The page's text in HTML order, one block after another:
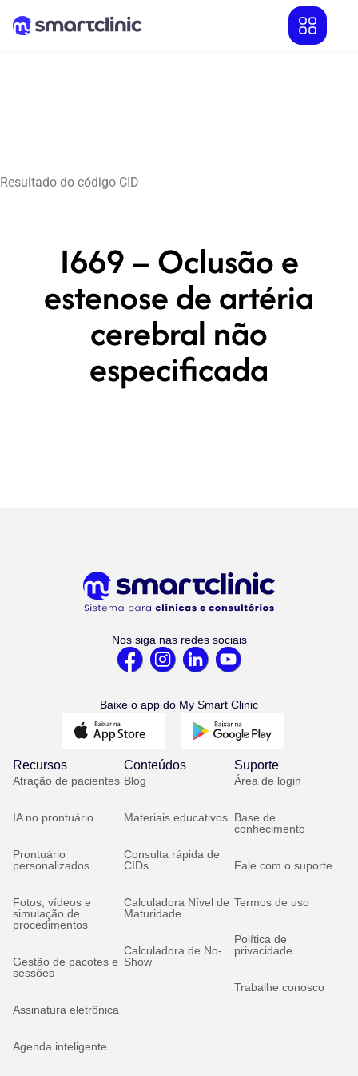
Resultado do código CID
I669 – Oclusão e
estenose de artéria
cerebral não
especificada
Nos siga nas redes sociais
Baixe o app do My Smart Clinic
Recursos
Atração de pacientes
IA no prontuário
Prontuário
personalizados
Fotos, vídeos e
simulação de
procedimentos
Gestão de pacotes e
sessões
Assinatura eletrônica
Agenda inteligente
Conteúdos
Blog
Materiais educativos
Consulta rápida de
CIDs
Calculadora Nível de
Maturidade
Calculadora de No-
Show
Suporte
Área de login
Base de
conhecimento
Fale com o suporte
Termos de uso
Política de
privacidade
Trabalhe conosco